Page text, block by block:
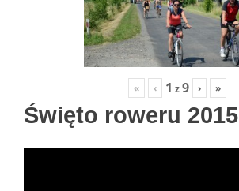
« ‹ 1 z9 › »
Święto roweru 2015